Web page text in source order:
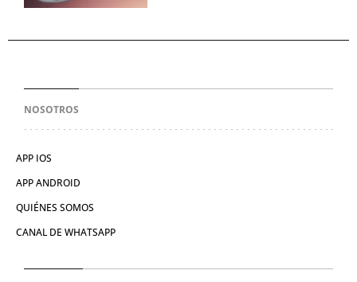
NOSOTROS
APP IOS
APP ANDROID
QUIÉNES SOMOS
CANAL DE WHATSAPP